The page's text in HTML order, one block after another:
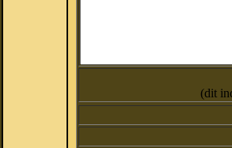
(dit